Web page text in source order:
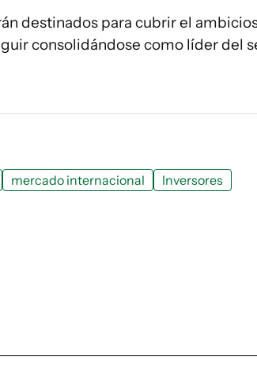
destinados para cubrir el
consolidándose como líder del
mercado internacional Inversores